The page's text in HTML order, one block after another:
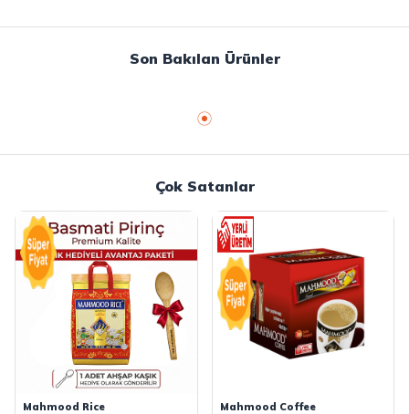
Son Bakılan Ürünler
Çok Satanlar
Mahmood Rice Mahmood Coffee